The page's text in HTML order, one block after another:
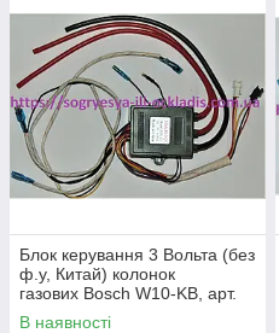
Блок керування 3 Вольта (без
ф.у, Китай) колонок
газових Bosch W10-KB, арт.
8716459358 B, к.з. 0360/1
В наявності